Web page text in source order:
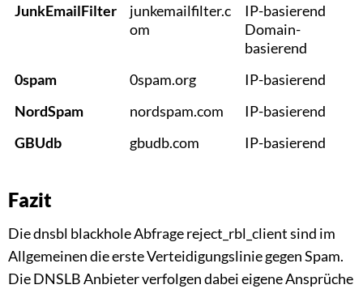
JunkEmailFilter
junkemailfilter.c
om
IP-basierend
Domain-
basierend
0spam
0spam.org
IP-basierend
NordSpam
nordspam.com
IP-basierend
GBUdb
gbudb.com IP-basierend
Fazit
Die dnsbl blackhole Abfrage reject_rbl_client sind im
Allgemeinen die erste Verteidigungslinie gegen Spam.
Die DNSLB Anbieter verfolgen dabei eigene Ansprüche